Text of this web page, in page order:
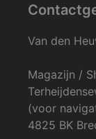
Van den
Magazijn /
(voor
4825 BK